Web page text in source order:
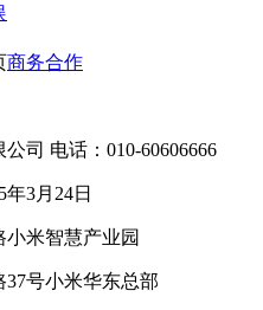
商务合作
司 电话：010-60606666
3月24日
米智慧产业园
号小米华东总部